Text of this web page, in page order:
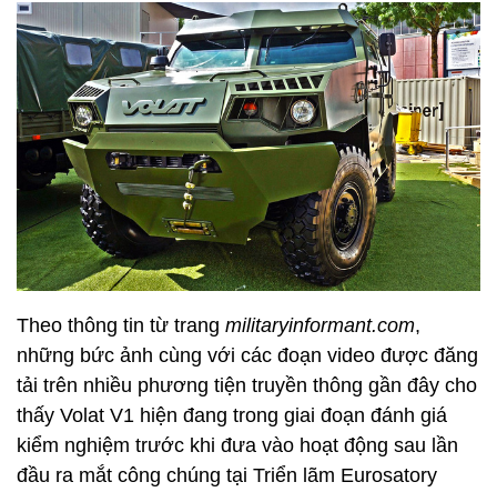
Theo thông tin từ trang militaryinformant.com,
những bức ảnh cùng với các đoạn video được đăng
tải trên nhiều phương tiện truyền thông gần đây cho
thấy Volat V1 hiện đang trong giai đoạn đánh giá
kiểm nghiệm trước khi đưa vào hoạt động sau lần
đầu ra mắt công chúng tại Triển lãm Eurosatory